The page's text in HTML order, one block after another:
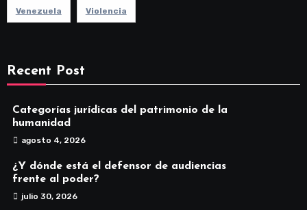
Venezuela Violencia
Recent Post
Categorías jurídicas del patrimonio de la
humanidad
agosto 4, 2026
¿Y dónde está el defensor de audiencias
frente al poder?
julio 30, 2026